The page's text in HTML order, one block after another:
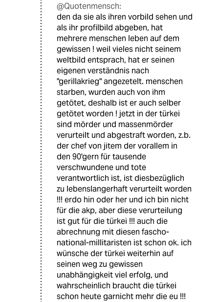
@Quotenmensch:
den da sie als ihren vorbild sehen und
als ihr profilbild abgeben, hat
mehrere menschen leben auf dem
gewissen ! weil vieles nicht seinem
weltbild entsprach, hat er seinen
eigenen verständnis nach
"gerillakrieg" angezetelt. menschen
starben, wurden auch von ihm
getötet, deshalb ist er auch selber
getötet worden ! jetzt in der türkei
sind mörder und massenmörder
verurteilt und abgestraft worden, z.b.
der chef von jitem der vorallem in
den 90'gern für tausende
verschwundene und tote
verantwortlich ist, ist diesbezüglich
zu lebenslangerhaft verurteilt worden
!!! erdo hin oder her und ich bin nicht
für die akp, aber diese verurteilung
ist gut für die türkei !!! auch die
abrechnung mit diesen fascho-
national-millitaristen ist schon ok. ich
wünsche der türkei weiterhin auf
seinen weg zu gewissen
unabhängigkeit viel erfolg, und
wahrscheinlich braucht die türkei
schon heute garnicht mehr die eu !!!